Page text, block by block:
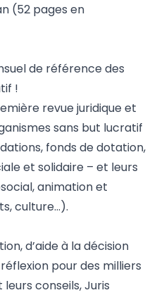
(52 pages en
de référence des
!
revue juridique et
sans but lucratif
fonds de dotation,
et solidaire – et leurs
animation et
culture…).
d’aide à la décision
pour des milliers
conseils, Juris